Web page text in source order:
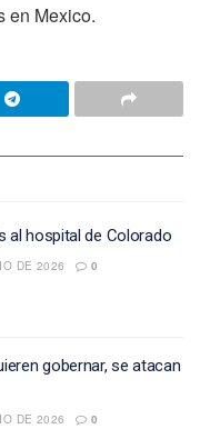
en Mexico.
al hospital de Colorado
DE 2026 0
gobernar, se atacan
DE 2026 0